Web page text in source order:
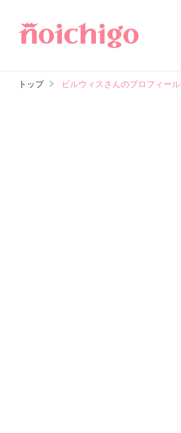
トップ ビルウィスさんのプロフィール